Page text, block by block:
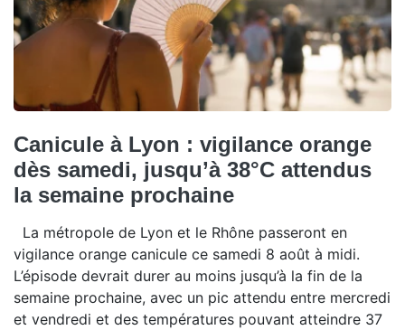
Canicule à Lyon : vigilance orange
dès samedi, jusqu’à 38°C attendus
la semaine prochaine
La métropole de Lyon et le Rhône passeront en
vigilance orange canicule ce samedi 8 août à midi.
L’épisode devrait durer au moins jusqu’à la fin de la
semaine prochaine, avec un pic attendu entre mercredi
et vendredi et des températures pouvant atteindre 37